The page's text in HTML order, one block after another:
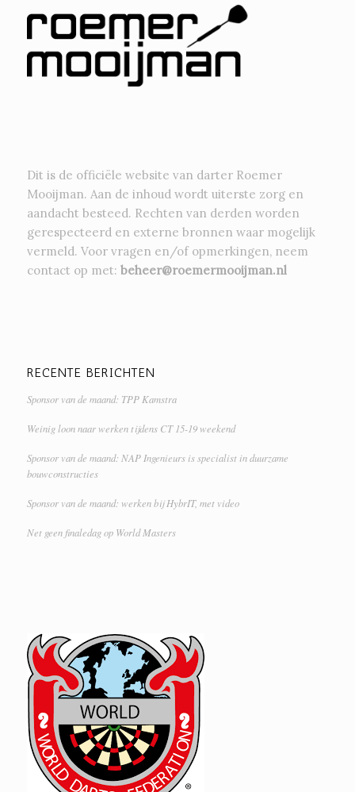
Dit is de officiële website van darter Roemer
Mooijman. Aan de inhoud wordt uiterste zorg en
aandacht besteed. Rechten van derden worden
gerespecteerd en externe bronnen waar mogelijk
vermeld. Voor vragen en/of opmerkingen, neem
contact op met: beheer@roemermooijman.nl
RECENTE BERICHTEN
Sponsor van de maand: TPP Kamstra
Weinig loon naar werken tijdens CT 15-19 weekend
Sponsor van de maand: NAP Ingenieurs is specialist in duurzame
bouwconstructies
Sponsor van de maand: werken bij HybrIT, met video
Net geen finaledag op World Masters